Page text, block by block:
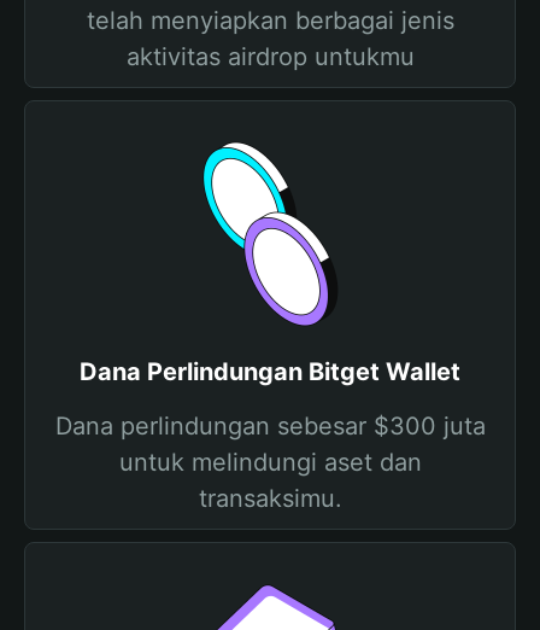
telah menyiapkan berbagai jenis
aktivitas airdrop untukmu
Dana Perlindungan Bitget Wallet
Dana perlindungan sebesar $300 juta
untuk melindungi aset dan
transaksimu.